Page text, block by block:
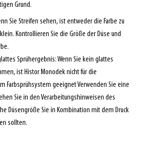
Grund.
Sie Streifen sehen, ist entweder die Farbe zu
Kontrollieren Sie die Größe der Düse und
Sprühergebnis: Wenn Sie kein glattes
ist Histor Monodek nicht für die
Farbsprühsystem geeignet Verwenden Sie eine
Sie in den Verarbeitungshinweisen des
Düsengröße Sie in Kombination mit dem Druck
sollten.